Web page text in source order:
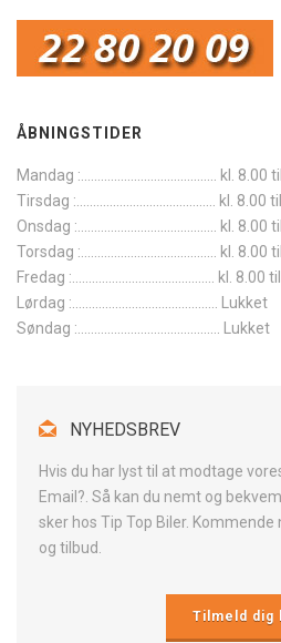
ÅBNINGSTIDER
Mandag :......................................... kl. 8.00
Tirsdag :.......................................... kl. 8.00
Onsdag :.......................................... kl. 8.00
Torsdag :......................................... kl. 8.00
Fredag :........................................... kl. 8.00
Lørdag :............................................ Lukket
Søndag :........................................... Lukket
NYHEDSBREV
Hvis du har lyst til at modtage
Email?. Så kan du nemt og
sker hos Tip Top Biler. Kommende
og tilbud.
Tilmeld dig